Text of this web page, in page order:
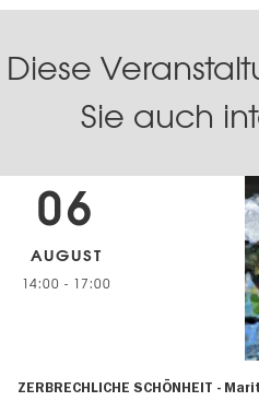
Diese
Sie auch
ZERBRECHLICHE SCHÖNHEIT -
06
AUGUST
14:00 - 17:00